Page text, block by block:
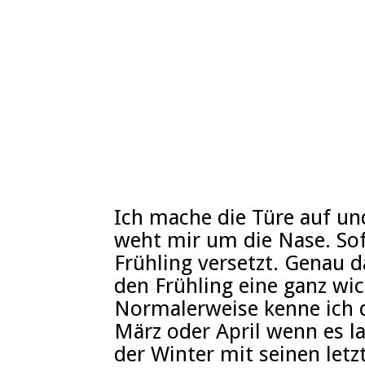
Ich mache die Türe auf
weht mir um die Nase.
Frühling versetzt. Genau
den Frühling eine ganz
Normalerweise kenne
März oder April wenn es
der Winter mit seinen